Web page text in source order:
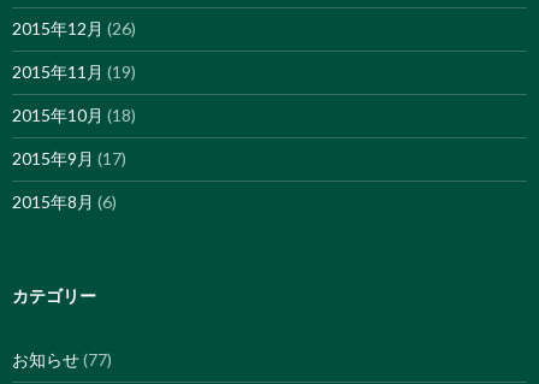
2015年12月 (26)
2015年11月 (19)
2015年10月 (18)
2015年9月 (17)
2015年8月 (6)
カテゴリー
お知らせ(77)